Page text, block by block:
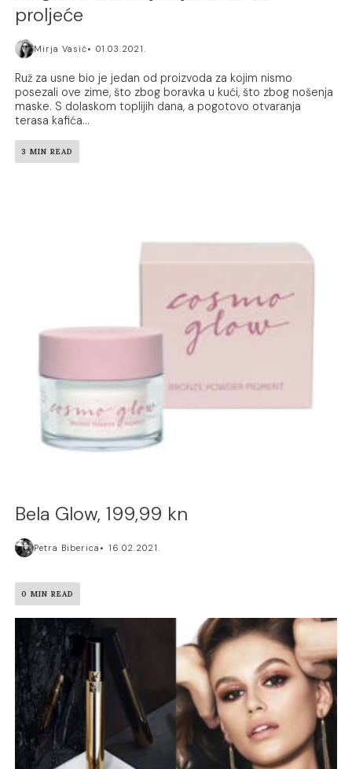
proljeće
Mirja Vasić 01.03.2021.
Ruž za usne bio je jedan od proizvoda za kojim nismo
posezali ove zime, što zbog boravka u kući, što zbog nošenja
maske. S dolaskom toplijih dana, a pogotovo otvaranja
terasa kafića...
3 MIN READ
Bela Glow, 199,99 kn
Petra Biberica 16.02.2021.
0 MIN READ